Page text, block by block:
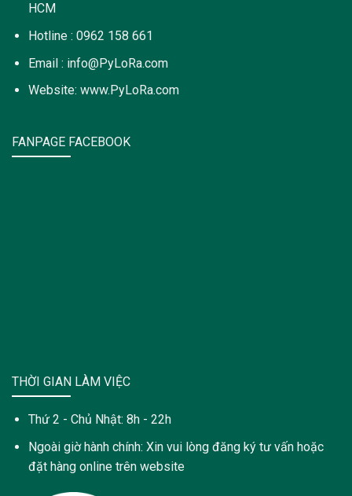
HCM
Hotline : 0962 158 661
Email : info@PyLoRa.com
Website: www.PyLoRa.com
FANPAGE FACEBOOK
THỜI GIAN LÀM VIỆC
Thứ 2 - Chủ Nhật: 8h - 22h
Ngoài giờ hành chính: Xin vui lòng đăng ký tư vấn hoặc
đặt hàng online trên website